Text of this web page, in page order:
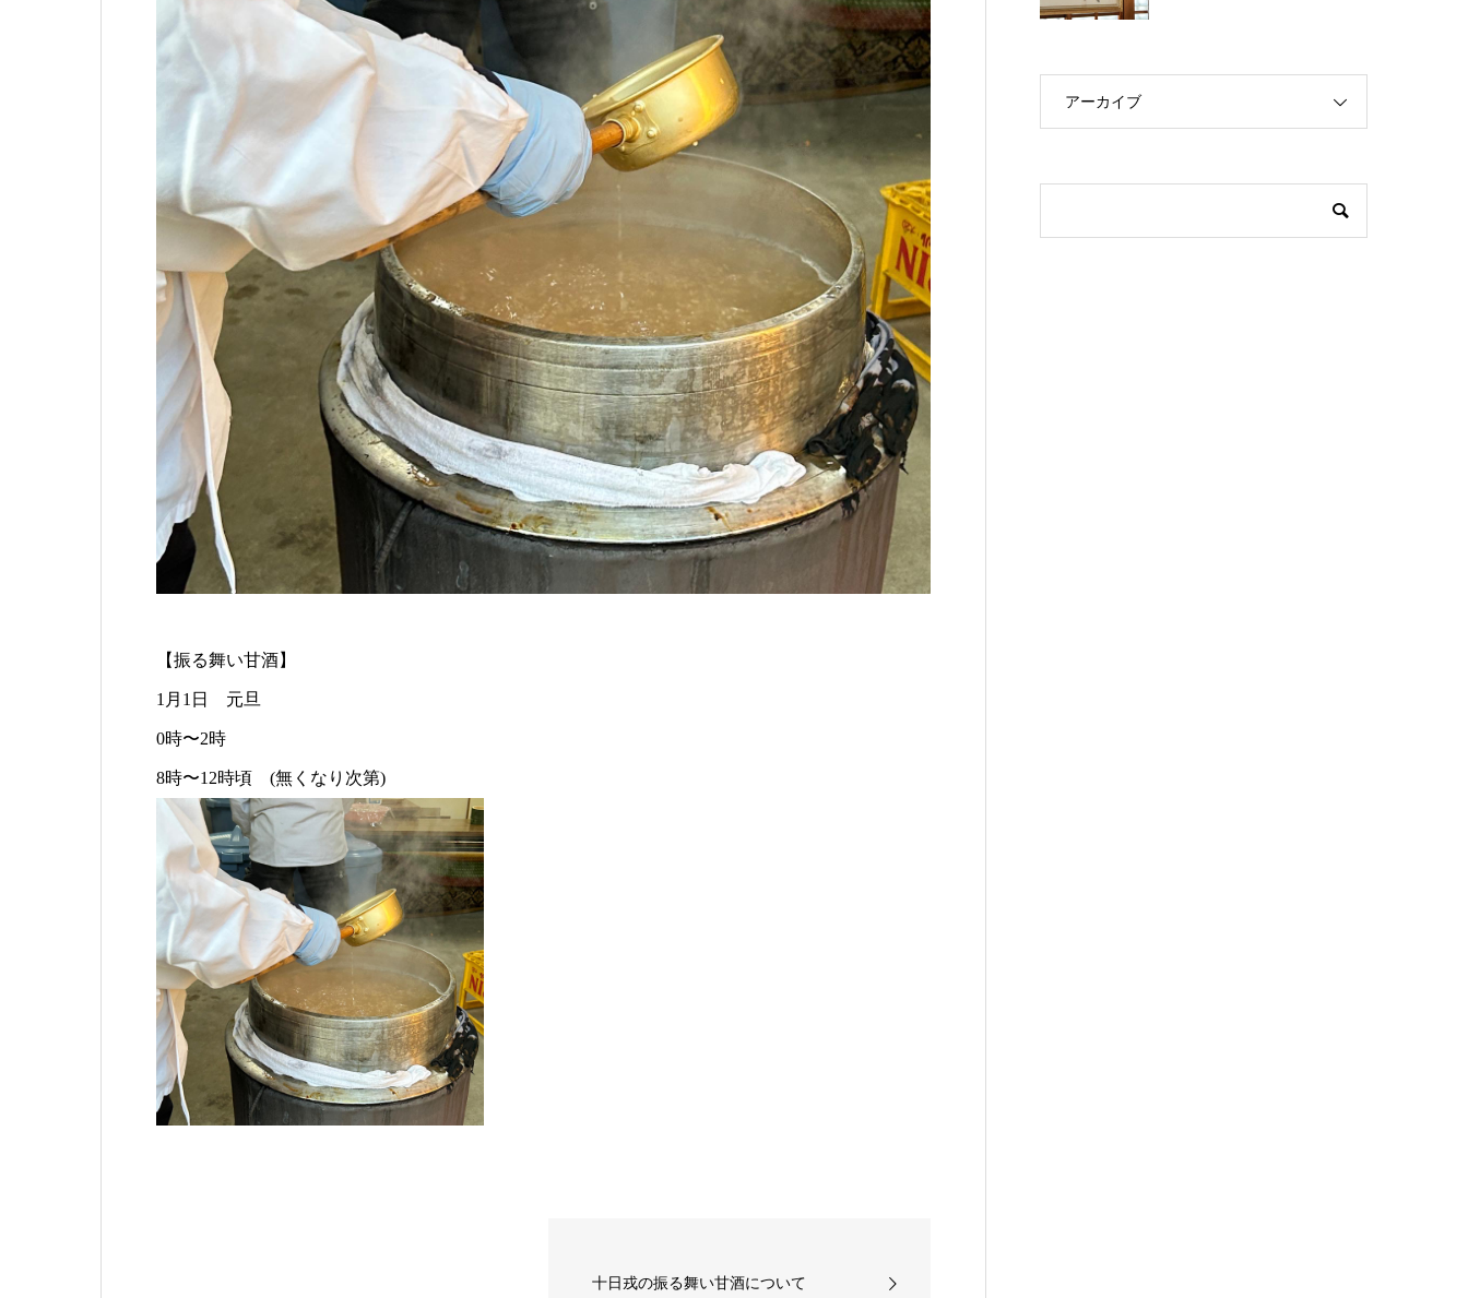
【振る舞い甘酒】
1月1日 元旦
0時〜2時
8時〜12時頃 (無くなり次第)
十日戎の振る舞い甘酒について
アーカイブ